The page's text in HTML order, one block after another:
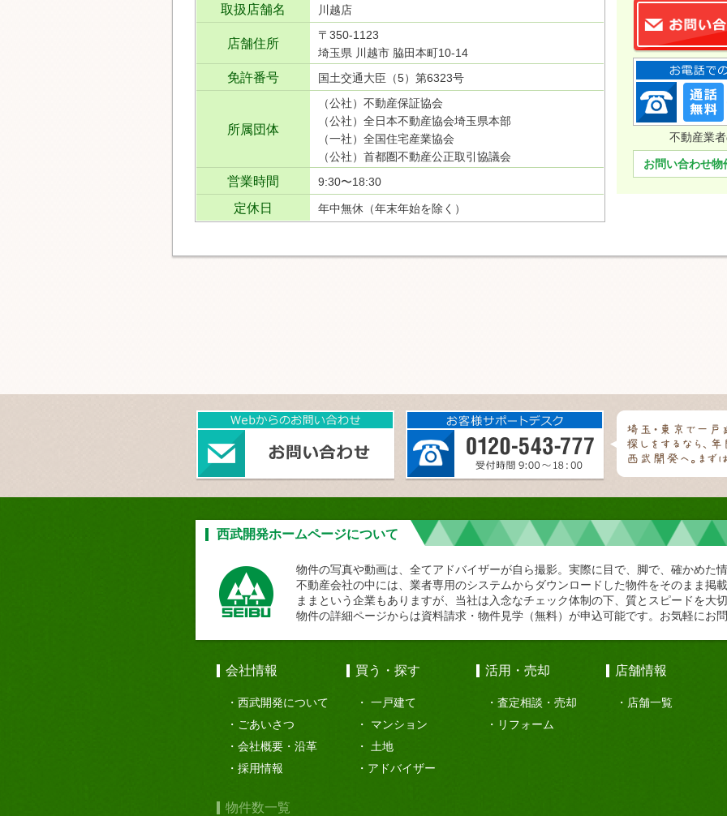
取扱店舗名 川越店
店舗住所
〒350-1123
埼玉県 川越市 脇田本町10-14
免許番号 国土交通大臣（5）第6323号
所属団体
（公社）不動産保証協会
（公社）全日本不動産協会埼玉県本部
（一社）全国住宅産業協会
（公社）首都圏不動産公正取引協議会
営業時間 9:30〜18:30
定休日 年中無休（年末年始を除く）
不動産業
お問い合わせ物
西武開発ホームページについて
物件の写真や動画は、全てアドバイザーが自ら撮影。実際に目で、脚で、確かめた
不動産会社の中には、業者専用のシステムからダウンロードした物件をそのまま掲
ままという企業もありますが、当社は入念なチェック体制の下、質とスピードを大
物件の詳細ページからは資料請求・物件見学（無料）が申込可能です。お気軽にお
会社情報
西武開発について
ごあいさつ
会社概要・沿革
採用情報
買う・探す
一戸建て
マンション
土地
アドバイザー
活用・売却
査定相談・売却
リフォーム
店舗情報
店舗一覧
物件数一覧